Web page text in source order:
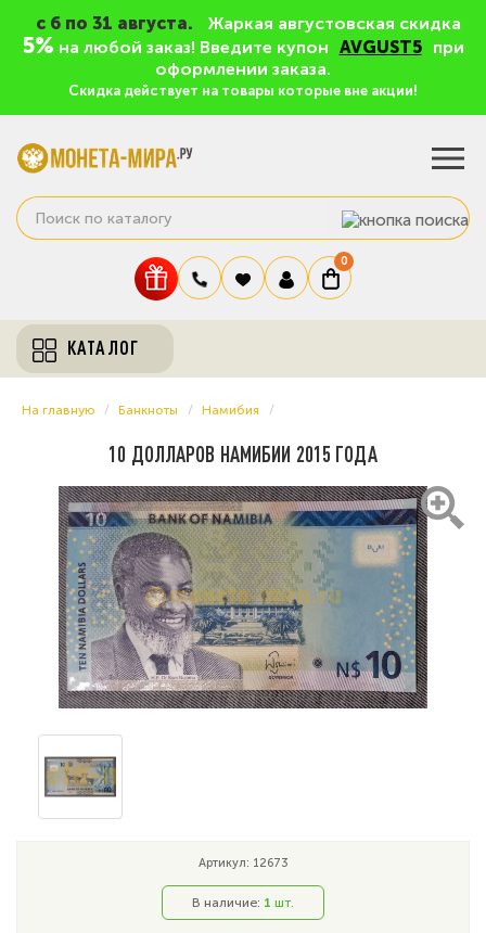
c 6 по 31 августа. Жаркая августовская скидка
5% на любой заказ! Введите купон AVGUST5
при
оформлении заказа.
Скидка действует на товары которые вне акции!
0
КАТАЛОГ
На главную Банкноты Намибия
10 ДОЛЛАРОВ НАМИБИИ 2015 ГОДА
Артикул: 12673
В наличие: 1 шт.